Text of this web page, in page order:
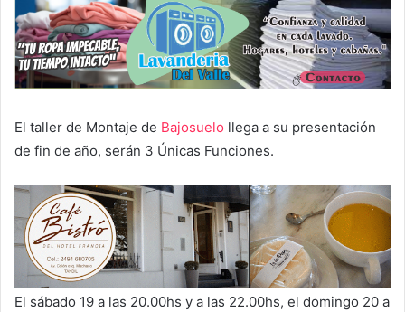
El taller de Montaje de Bajosuelo llega a su presentación
de fin de año, serán 3 Únicas Funciones.
El sábado 19 a las 20.00hs y a las 22.00hs, el domingo 20 a